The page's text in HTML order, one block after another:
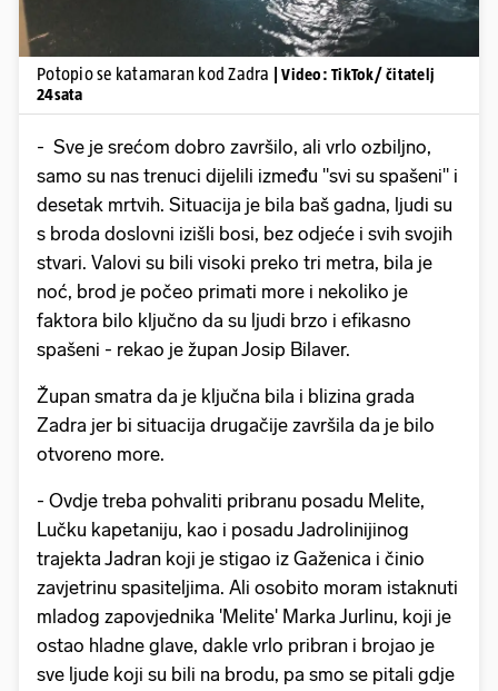
Potopio se katamaran kod Zadra
| Video: TikTok/ čitatelj
24sata
- Sve je srećom dobro završilo, ali vrlo ozbiljno,
samo su nas trenuci dijelili između "svi su spašeni" i
desetak mrtvih. Situacija je bila baš gadna, ljudi su
s broda doslovni izišli bosi, bez odjeće i svih svojih
stvari. Valovi su bili visoki preko tri metra, bila je
noć, brod je počeo primati more i nekoliko je
faktora bilo ključno da su ljudi brzo i efikasno
spašeni - rekao je župan Josip Bilaver.
Župan smatra da je ključna bila i blizina grada
Zadra jer bi situacija drugačije završila da je bilo
otvoreno more.
- Ovdje treba pohvaliti pribranu posadu Melite,
Lučku kapetaniju, kao i posadu Jadrolinijinog
trajekta Jadran koji je stigao iz Gaženica i činio
zavjetrinu spasiteljima. Ali osobito moram istaknuti
mladog zapovjednika 'Melite' Marka Jurlinu, koji je
ostao hladne glave, dakle vrlo pribran i brojao je
sve ljude koji su bili na brodu, pa smo se pitali gdje